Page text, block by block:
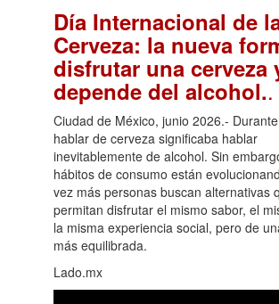
Día Internacional de
Cerveza: la nueva
disfrutar una cerveza
depende del alcohol..
Ciudad de México, junio 2026.-
hablar de cerveza significaba hablar
inevitablemente de alcohol. Sin
hábitos de consumo están
vez más personas buscan alternativas
permitan disfrutar el mismo sabor, el
la misma experiencia social, pero de
más equilibrada.
Lado.mx